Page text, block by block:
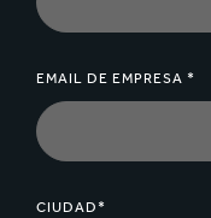
EMAIL DE EMPRESA *
CIUDAD*